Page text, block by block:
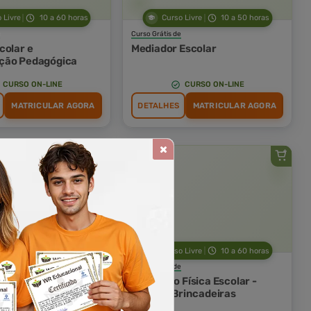
Livre 10 a 60 horas
e
Pedagógica
CURSO ON-LINE
MATRICULAR AGORA
Curso Livre 10 a 50 horas
Curso Grátis de
Mediador Escolar
CURSO ON-LINE
DETALHES MATRICULAR AGORA
Livre 10 horas Curso Livre 10 a 60 horas
Curso Grátis de
Educação Física Escolar -
Jogos e Brincadeiras